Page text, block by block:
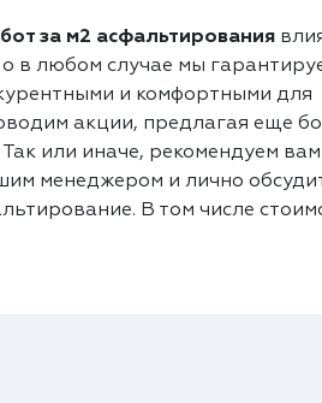
за м2 асфальтирования
в любом случае мы
и комфортными для
акции, предлагая еще
или иначе, рекомендуем вам
менеджером и лично
В том числе